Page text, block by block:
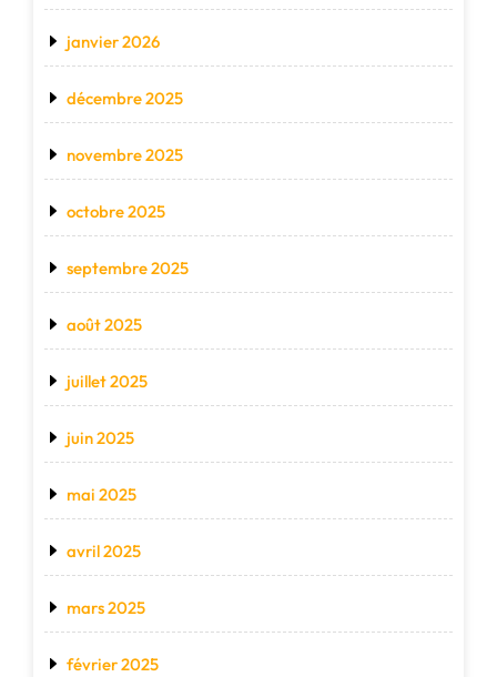
janvier 2026
décembre 2025
novembre 2025
octobre 2025
septembre 2025
août 2025
juillet 2025
juin 2025
mai 2025
avril 2025
mars 2025
février 2025